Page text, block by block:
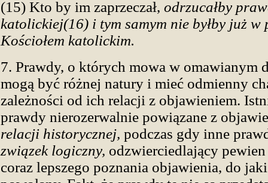
(15) Kto by im zaprzeczał, odrzucałby
katolickiej(16) i tym samym nie byłby już w
Kościołem katolickim.
7. Prawdy, o których mowa w omawianym
mogą być różnej natury i mieć odmienny
zależności od ich relacji z objawieniem.
prawdy nierozerwalnie powiązane z
relacji historycznej, podczas gdy inne
związek logiczny, odzwierciedlający
coraz lepszego poznania objawienia, do